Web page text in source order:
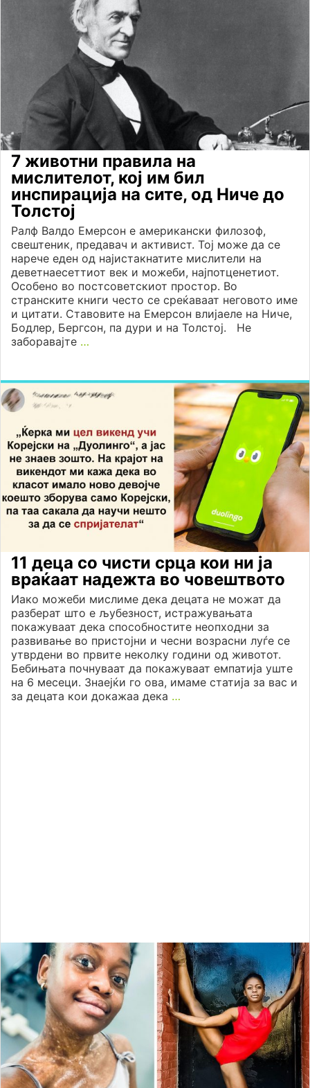
7 животни правила на
мислителот, кој им бил
инспирација на сите, од Ниче до
Толстој
Ралф Валдо Емерсон е американски филозоф,
свештеник, предавач и активист. Тој може да се
нарече еден од најистакнатите мислители на
деветнаесеттиот век и можеби, најпотценетиот.
Особено во постсоветскиот простор. Во
странските книги често се среќаваат неговото име
и цитати. Ставовите на Емерсон влијаеле на Ниче,
Бодлер, Бергсон, па дури и на Толстој. Не
заборавајте …
11 деца со чисти срца кои ни ја
враќаат надежта во човештвото
Иако можеби мислиме дека децата не можат да
разберат што е љубезност, истражувањата
покажуваат дека способностите неопходни за
развивање во пристојни и чесни возрасни луѓе се
утврдени во првите неколку години од животот.
Бебињата почнуваат да покажуваат емпатија уште
на 6 месеци. Знаејќи го ова, имаме статија за вас и
за децата кои докажаа дека …